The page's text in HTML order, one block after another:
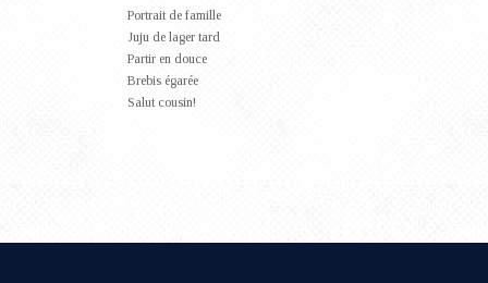
Portrait de famille
Juju de lager tard
Partir en douce
Brebis égarée
Salut cousin!